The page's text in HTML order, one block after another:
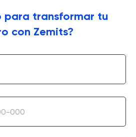
para transformar tu
con Zemits?